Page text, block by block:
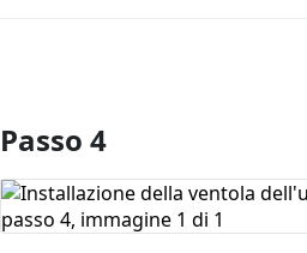
Aggiungi Commento
Passo 4